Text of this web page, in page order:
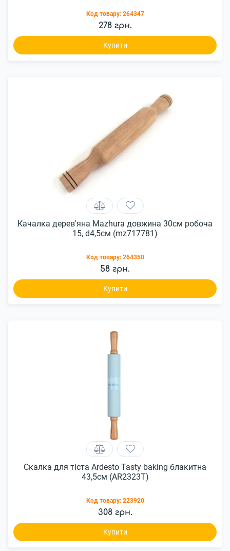
Код товару: 264347
278 грн.
Купити
Качалка дерев'яна Mazhura довжина 30см робоча
15, d4,5см (mz717781)
Код товару: 264350
58 грн.
Купити
Скалка для тіста Ardesto Tasty baking блакитна
43,5см (AR2323T)
Код товару: 223920
308 грн.
Купити